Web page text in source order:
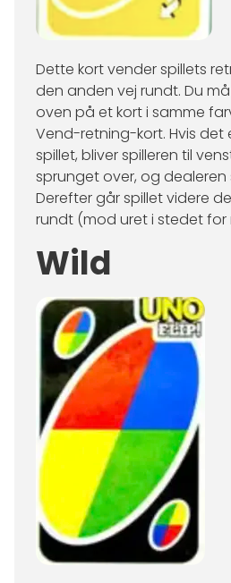
Dette kort vender spillets
den anden vej rundt. Du
oven på et kort i samme
Vend-retning-kort. Hvis det
spillet, bliver spilleren til
sprunget over, og dealeren
Derefter går spillet videre
rundt (mod uret i stedet for
Wild